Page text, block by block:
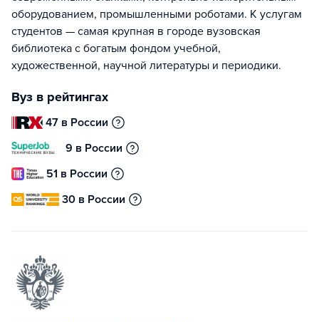
оборудованием, промышленными роботами. К услугам
студентов — самая крупная в городе вузовская
библиотека с богатым фондом учебной,
художественной, научной литературы и периодики.
Вуз в рейтингах
47 в России
9 в России
51 в России
30 в России